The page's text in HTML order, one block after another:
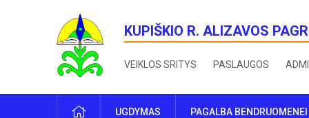
KUPIŠKIO R. ALIZAVOS
VEIKLOS SRITYS PASLAUGOS
PRADŽIAUGDYMAS PAGALBA BENDRUOMENEI